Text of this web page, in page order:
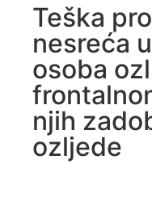
Teška
nesreća
osoba
njih
ozljede